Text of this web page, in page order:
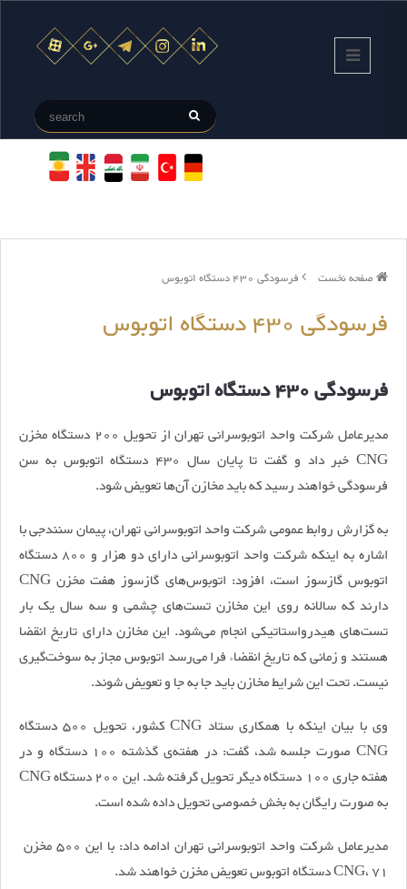
صفحه نخست فرسودگی 430 دستگاه اتوبوس
فرسودگی 430 دستگاه اتوبوس
فرسودگی 430 دستگاه اتوبوس
مدیرعامل شرکت واحد اتوبوسرانی تهران از تحویل 200 دستگاه مخزن
CNG خبر داد و گفت تا پایان سال 430 دستگاه اتوبوس به سن
فرسودگی خواهند رسید که باید مخازن آن‌ها تعویض شود.
به گزارش روابط عمومی شرکت واحد اتوبوسرانی تهران، پیمان سنندجی با
اشاره به اینکه شرکت واحد اتوبوسرانی دارای دو هزار و 800 دستگاه
اتوبوس گازسوز است، افزود: اتوبوس‌های گازسوز هفت مخزن CNG
دارند که سالانه روی این مخازن تست‌های چشمی و سه سال یک بار
تست‌های هیدرواستاتیکی انجام می‌شود. این مخازن دارای تاریخ انقضا
هستند و زمانی که تاریخ انقضاء فرا می‌رسد اتوبوس مجاز به سوخت‌گیری
نیست. تحت این شرایط مخازن باید جا به جا و تعویض شوند.
وی با بیان اینکه با همکاری ستاد CNG کشور، تحویل 500 دستگاه
CNG صورت جلسه شد، گفت: در هفته‌ی گذشته 100 دستگاه و در
هفته جاری 100 دستگاه دیگر تحویل گرفته شد. این 200 دستگاه CNG
به صورت رایگان به بخش خصوصی تحویل داده شده است.
مدیرعامل شرکت واحد اتوبوسرانی تهران ادامه داد: با این 500 مخزن
CNG، 71 دستگاه اتوبوس تعویض مخزن خواهند شد.